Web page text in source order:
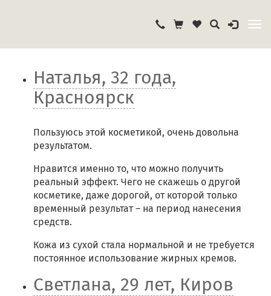
Наталья, 32 года,
Красноярск
Пользуюсь этой косметикой, очень довольна
результатом.
Нравится именно то, что можно получить
реальный эффект. Чего не скажешь о другой
косметике, даже дорогой, от которой только
временный результат – на период нанесения
средств.
Кожа из сухой стала нормальной и не требуется
постоянное использование жирных кремов.
Светлана, 29 лет, Киров